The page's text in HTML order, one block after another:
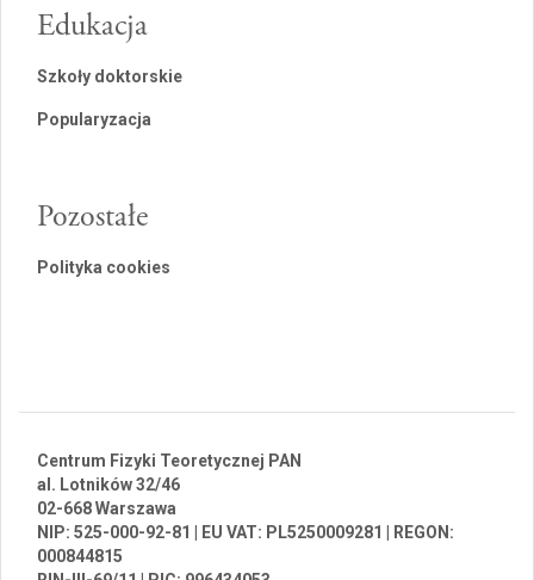
Edukacja
Szkoły doktorskie
Popularyzacja
Pozostałe
Polityka cookies
Centrum Fizyki Teoretycznej PAN
al. Lotników 32/46
02-668 Warszawa
NIP: 525-000-92-81 | EU VAT: PL5250009281 | REGON:
000844815